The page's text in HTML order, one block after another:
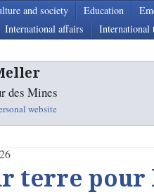
and society Education
International affairs International
des Mines
website
terre pour